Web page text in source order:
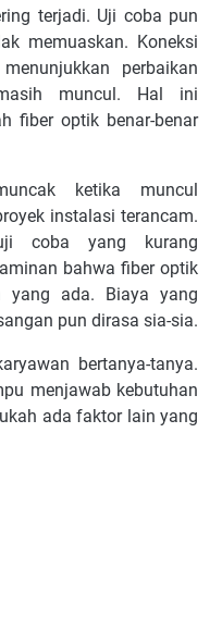
terjadi. Uji coba pun
memuaskan. Koneksi
perbaikan
muncul. Hal ini
fiber optik benar-benar
ketika muncul
instalasi terancam.
coba yang kurang
bahwa fiber optik
yang ada. Biaya yang
pun dirasa sia-sia.
bertanya-tanya.
menjawab kebutuhan
ada faktor lain yang